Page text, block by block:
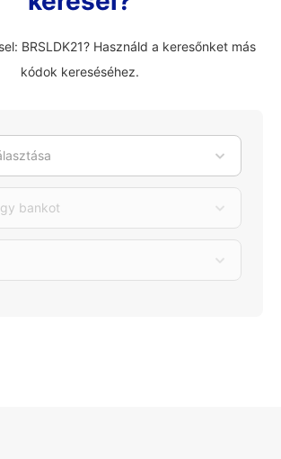
BRSLDK21? Használd a keresőnket más
kódok kereséséhez.
bankot